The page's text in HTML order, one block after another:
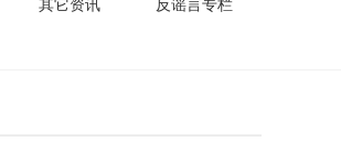
其它资讯 反谣言专栏